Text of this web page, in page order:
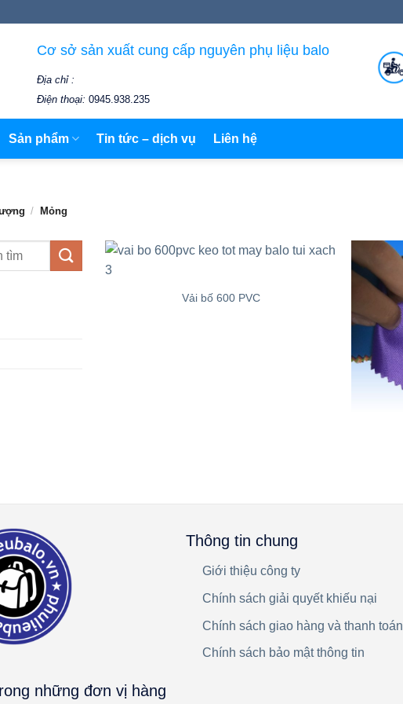
Cơ sở sản xuất cung cấp nguyên phụ liệu balo
Địa chỉ :
Điện thoại: 0945.938.235
Sản phẩm Tin tức – dịch vụ Liên hệ
/ Mỏng
Vải bố 600 PVC
những đơn vị hàng
Thông tin chung
Giới thiệu công ty
Chính sách giải quyết khiếu nại
Chính sách giao hàng và thanh toán
Chính sách bảo mật thông tin